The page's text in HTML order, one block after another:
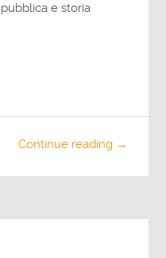
e storia
Continue reading →